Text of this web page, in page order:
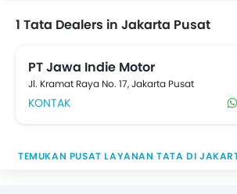
kenyamanan Anda. Detail yang
untuk tukar tambah truk lama Anda,
atauKredit Truk. Pilihan trukKredit
tersedia dari bank ternama di
1 Tata Dealers in Jakarta Pusat
PT Jawa Indie Motor
Jl. Kramat Raya No. 17, Jakarta Pusat
KONTAK
TEMUKAN PUSAT LAYANAN TATA DI